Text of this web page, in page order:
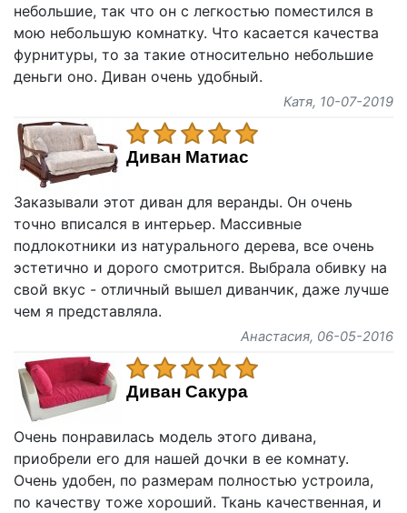
небольшие, так что он с легкостью поместился в
мою небольшую комнатку. Что касается качества
фурнитуры, то за такие относительно небольшие
деньги оно. Диван очень удобный.
Катя, 10-07-2019
Диван Матиас
Заказывали этот диван для веранды. Он очень
точно вписался в интерьер. Массивные
подлокотники из натурального дерева, все очень
эстетично и дорого смотрится. Выбрала обивку на
свой вкус - отличный вышел диванчик, даже лучше
чем я представляла.
Анастасия, 06-05-2016
Диван Сакура
Очень понравилась модель этого дивана,
приобрели его для нашей дочки в ее комнату.
Очень удобен, по размерам полностью устроила,
по качеству тоже хороший. Ткань качественная, и